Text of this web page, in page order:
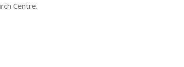
Centre.